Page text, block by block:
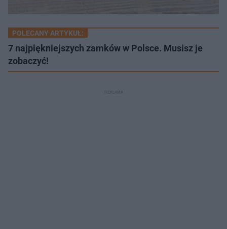
POLECANY ARTYKUŁ:
7 najpiękniejszych zamków w Polsce. Musisz je
zobaczyć!